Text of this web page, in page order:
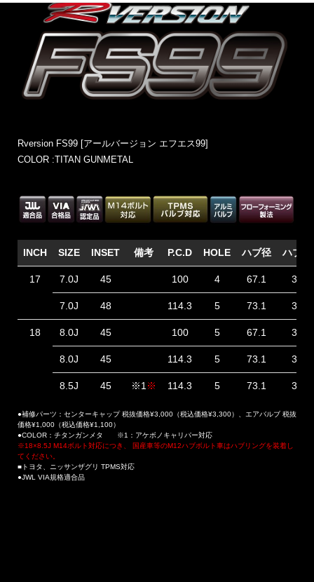
Rversion FS99 [アールバージョン エフエス99]
COLOR :TITAN GUNMETAL
INCH SIZE INSET 備考 P.C.D HOLE ハブ径 ハブ高
17 7.0J 45 100 4 67.1 36
7.0J 48 114.3 5 73.1 33
18 8.0J 45 100 5 67.1 37
8.0J 45 114.3 5 73.1 37
8.5J 45 ※1 ※ 114.3 5 73.1 31
●補修パーツ：センターキャップ 税抜価格¥3,000（税込価格¥3,300）、エアバルブ 税抜
価格¥1,000（税込価格¥1,100）
●COLOR：チタンガンメタ ※1：アケボノキャリパー対応
※18×8.5J M14ボルト対応につき、 国産車等のM12ハブボルト車はハブリングを装着し
てください。
■トヨタ、ニッサンザグリ TPMS対応
●JWL VIA規格適合品